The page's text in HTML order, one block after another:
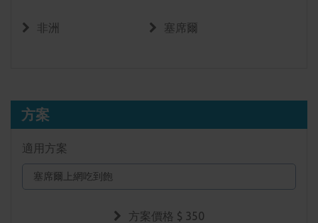
非洲 塞席爾
方案
適用方案
方案價格 $ 350